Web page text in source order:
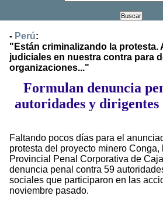
- Perú:
"Están criminalizando la protesta.
judiciales en nuestra contra para
organizaciones..."
Formulan denuncia
autoridades y
Faltando pocos días para el
protesta del proyecto minero Conga,
Provincial Penal Corporativa de
denuncia penal contra 59
sociales que participaron en las
noviembre pasado.